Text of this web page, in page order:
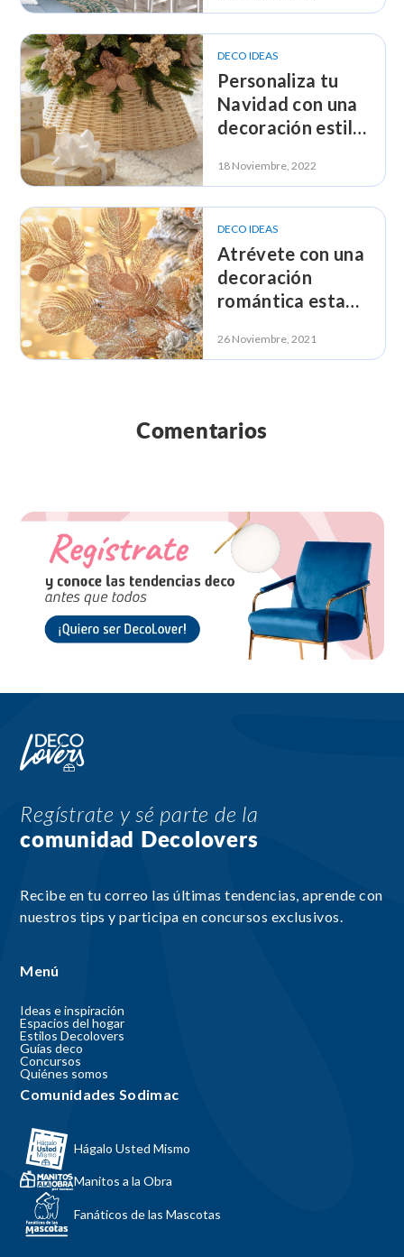
DECO IDEAS
Personaliza tu
Navidad con una
decoración estilo
18 Noviembre, 2022
DECO IDEAS
Atrévete con una
decoración
romántica esta
26 Noviembre, 2021
Comentarios
Regístrate y sé parte de la
comunidad Decolovers
Recibe en tu correo las últimas tendencias, aprende con
nuestros tips y participa en concursos exclusivos.
Menú
Ideas e inspiración
Espacios del hogar
Estilos Decolovers
Guías deco
Concursos
Quiénes somos
Comunidades Sodimac
Hágalo Usted Mismo
Manitos a la Obra
Fanáticos de las Mascotas